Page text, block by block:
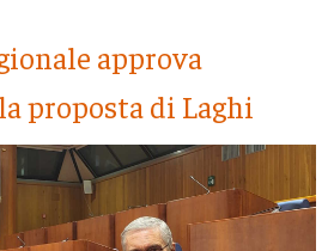
approva
proposta di Laghi